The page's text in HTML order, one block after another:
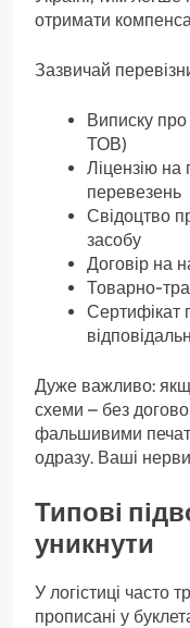
отримати
Зазвичай
Виписку
ТОВ)
Ліцензію на
перевезень
Свідоцтво
засобу
Договір на
Товарно-
Сертифікат
Дуже важливо:
схеми – без
фальшивими
одразу. Ваші
Типові
уникнути
У логістиці часто
прописані у